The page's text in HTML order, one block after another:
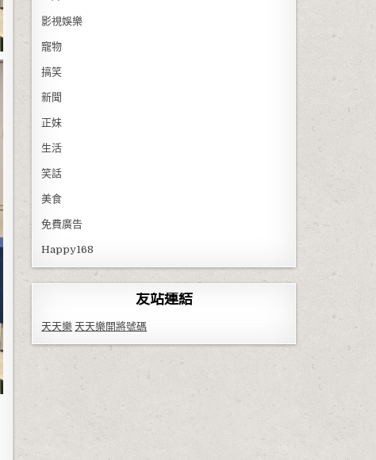
影視娛樂
寵物
搞笑
新聞
正妹
生活
笑話
美食
免費廣告
Happy168
友站連結
天天樂 天天樂開將號碼